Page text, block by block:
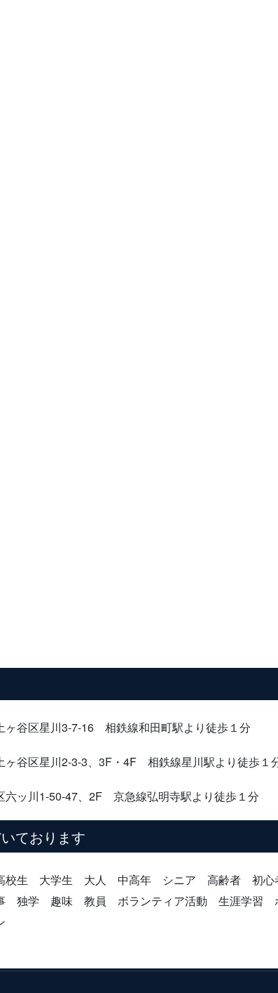
星川3-7-16 相鉄線和田町駅より徒歩１分
谷区星川2-3-3、3F・4F 相鉄線星川駅より徒歩１
1-50-47、2F 京急線弘明寺駅より徒歩１分
ております
生 大学生 大人 中高年 シニア 高齢者 初
事 独学 趣味 教員 ボランティア活動 生涯学